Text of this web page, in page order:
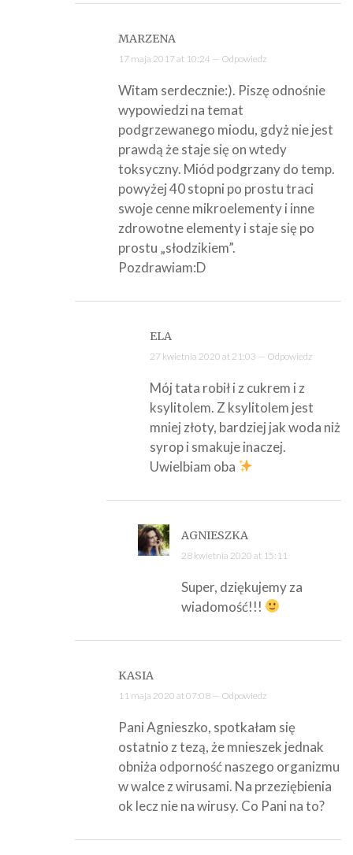
MARZENA
17 maja 2017 at 10:24 — Odpowiedz
Witam serdecznie:). Piszę odnośnie
wypowiedzi na temat
podgrzewanego miodu, gdyż nie jest
prawdą że staje się on wtedy
toksyczny. Miód podgrzany do temp.
powyżej 40 stopni po prostu traci
swoje cenne mikroelementy i inne
zdrowotne elementy i staje się po
prostu „słodzikiem”.
Pozdrawiam:D
ELA
27 kwietnia 2020 at 21:03 — Odpowiedz
Mój tata robił i z cukrem i z
ksylitolem. Z ksylitolem jest
mniej złoty, bardziej jak woda niż
syrop i smakuje inaczej.
Uwielbiam oba
AGNIESZKA
28 kwietnia 2020 at 15:11
Super, dziękujemy za
wiadomość!!!
KASIA
11 maja 2020 at 07:08 — Odpowiedz
Pani Agnieszko, spotkałam się
ostatnio z tezą, że mnieszek jednak
obniża odporność naszego organizmu
w walce z wirusami. Na przeziębienia
ok lecz nie na wirusy. Co Pani na to?